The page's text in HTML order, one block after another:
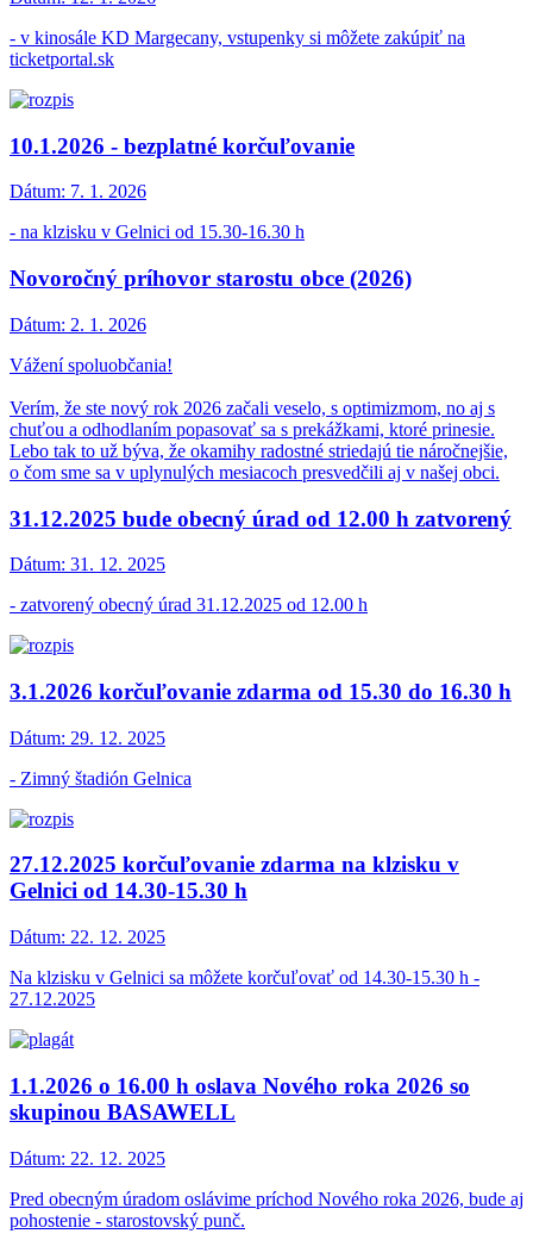
- v kinosále KD Margecany, vstupenky si môžete zakúpiť na
ticketportal.sk
10.1.2026 - bezplatné korčuľovanie
Dátum: 7. 1. 2026
- na klzisku v Gelnici od 15.30-16.30 h
Novoročný príhovor starostu obce (2026)
Dátum: 2. 1. 2026
Vážení spoluobčania!
Verím, že ste nový rok 2026 začali veselo, s optimizmom, no aj s
chuťou a odhodlaním popasovať sa s prekážkami, ktoré prinesie.
Lebo tak to už býva, že okamihy radostné striedajú tie náročnejšie,
o čom sme sa v uplynulých mesiacoch presvedčili aj v našej obci.
31.12.2025 bude obecný úrad od 12.00 h zatvorený
Dátum: 31. 12. 2025
- zatvorený obecný úrad 31.12.2025 od 12.00 h
3.1.2026 korčuľovanie zdarma od 15.30 do 16.30 h
Dátum: 29. 12. 2025
- Zimný štadión Gelnica
27.12.2025 korčuľovanie zdarma na klzisku v
Gelnici od 14.30-15.30 h
Dátum: 22. 12. 2025
Na klzisku v Gelnici sa môžete korčuľovať od 14.30-15.30 h -
27.12.2025
1.1.2026 o 16.00 h oslava Nového roka 2026 so
skupinou BASAWELL
Dátum: 22. 12. 2025
Pred obecným úradom oslávime príchod Nového roka 2026, bude aj
pohostenie - starostovský punč.